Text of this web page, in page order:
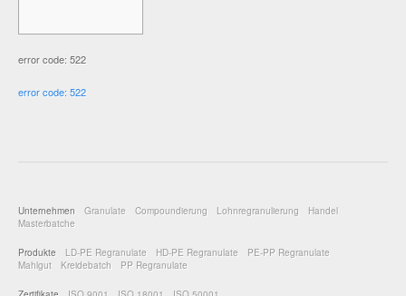
error code: 522
error code: 522
Unternehmen Granulate Compoundierung Lohnregranulierung
Handel
Masterbatche
Produkte LD-PE Regranulate HD-PE Regranulate
PE-PP Regranulate
Mahlgut
Kreidebatch PP Regranulate